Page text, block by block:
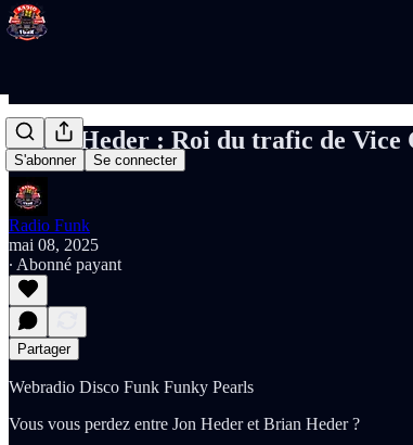
S'abonner Se connecter
Brian Heder : Roi du trafic de
Radio Funk
mai 08, 2025
∙ Abonné payant
Partager
Webradio Disco Funk Funky Pearls
Vous vous perdez entre Jon Heder et Brian Heder ?